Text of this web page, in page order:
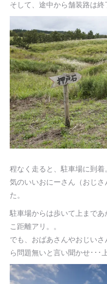
そして、途中から舗装路は終
程なく走ると、駐車場に到着
気のいいおにーさん（おじ
た。
駐車場からは歩いて上まで
こ距離アリ。。
でも、おばあさんやおじい
ら問題無いと言い聞かせ･･･